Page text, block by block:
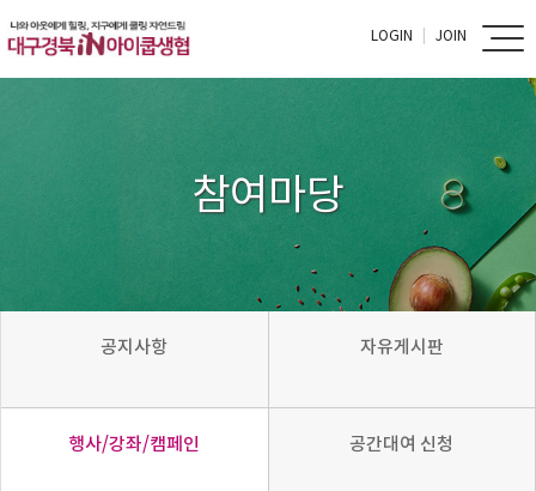
LOGIN JOIN
참여마당
공지사항 자유게시판
행사/강좌/캠페인 공간대여 신청